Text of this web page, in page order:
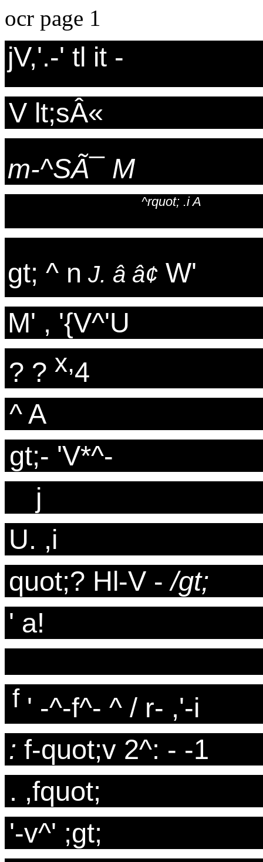
ocr page 1
jV,'.-' tl it -
V lt;sÂ«
m-^SÃ¯ M
^rquot; .i A
gt; ^ n J. â â¢ W'
M' , '{V^'U
? ? x,4
^ A
gt;- 'V*^-
j
U. ,i
quot;? Hl-V - /gt;
' a!
f ' -^-f^- ^ / r- ,'-i
: f-quot;v 2^: - -1
. ,fquot;
'-v^' ;gt;